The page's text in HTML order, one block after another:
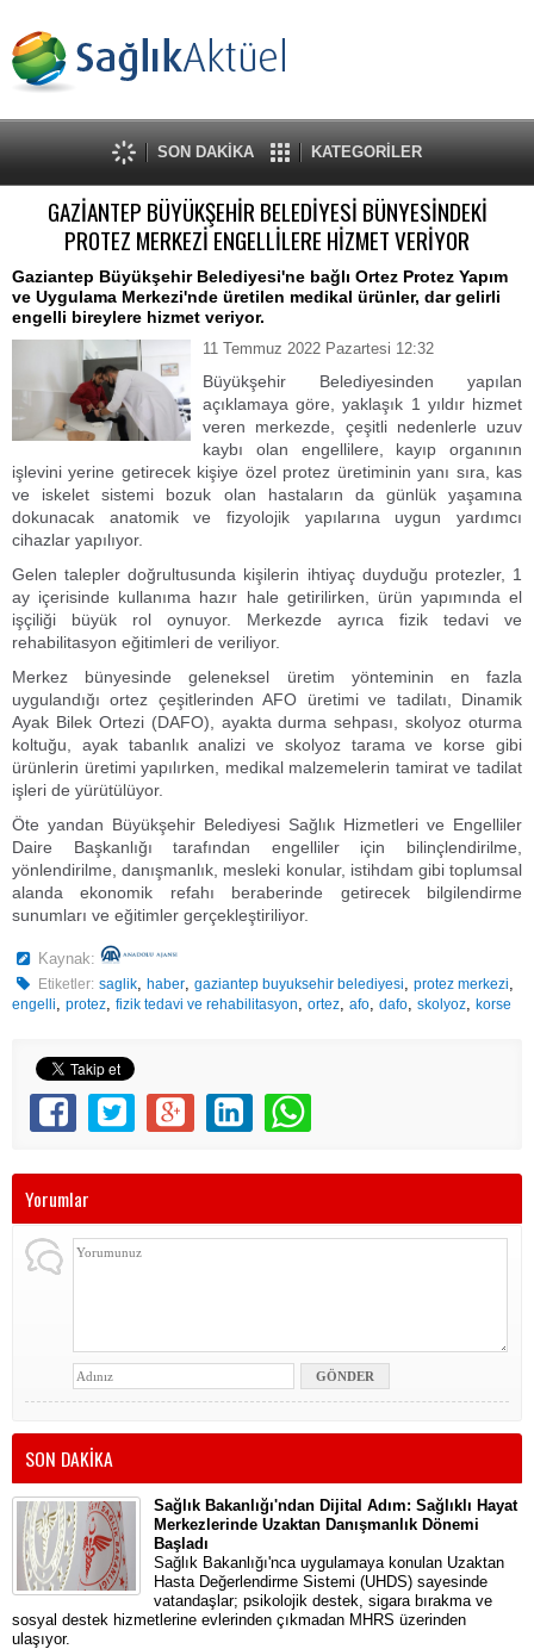
SON DAKİKA KATEGORİLER
GAZİANTEP BÜYÜKŞEHİR BELEDİYESİ BÜNYESİNDEKİ
PROTEZ MERKEZİ ENGELLİLERE HİZMET VERİYOR
Gaziantep Büyükşehir Belediyesi'ne bağlı Ortez Protez Yapım
ve Uygulama Merkezi'nde üretilen medikal ürünler, dar gelirli
engelli bireylere hizmet veriyor.
11 Temmuz 2022 Pazartesi 12:32
Büyükşehir Belediyesinden yapılan
açıklamaya göre, yaklaşık 1 yıldır hizmet
veren merkezde, çeşitli nedenlerle uzuv
kaybı olan engellilere, kayıp organının
işlevini yerine getirecek kişiye özel protez üretiminin yanı sıra, kas
ve iskelet sistemi bozuk olan hastaların da günlük yaşamına
dokunacak anatomik ve fizyolojik yapılarına uygun yardımcı
cihazlar yapılıyor.
Gelen talepler doğrultusunda kişilerin ihtiyaç duyduğu protezler, 1
ay içerisinde kullanıma hazır hale getirilirken, ürün yapımında el
işçiliği büyük rol oynuyor. Merkezde ayrıca fizik tedavi ve
rehabilitasyon eğitimleri de veriliyor.
Merkez bünyesinde geleneksel üretim yönteminin en fazla
uygulandığı ortez çeşitlerinden AFO üretimi ve tadilatı, Dinamik
Ayak Bilek Ortezi (DAFO), ayakta durma sehpası, skolyoz oturma
koltuğu, ayak tabanlık analizi ve skolyoz tarama ve korse gibi
ürünlerin üretimi yapılırken, medikal malzemelerin tamirat ve tadilat
işleri de yürütülüyor.
Öte yandan Büyükşehir Belediyesi Sağlık Hizmetleri ve Engelliler
Daire Başkanlığı tarafından engelliler için bilinçlendirilme,
yönlendirilme, danışmanlık, mesleki konular, istihdam gibi toplumsal
alanda ekonomik refahı beraberinde getirecek bilgilendirme
sunumları ve eğitimler gerçekleştiriliyor.
Kaynak:
Etiketler: saglik,haber,gaziantep buyuksehir belediyesi,protez merkezi,
engelli, protez, fizik tedavi ve rehabilitasyon, ortez, afo, dafo, skolyoz, korse
Yorumlar
SON DAKİKA
Sağlık Bakanlığı'ndan Dijital Adım: Sağlıklı Hayat
Merkezlerinde Uzaktan Danışmanlık Dönemi
Başladı
Sağlık Bakanlığı'nca uygulamaya konulan Uzaktan
Hasta Değerlendirme Sistemi (UHDS) sayesinde
vatandaşlar; psikolojik destek, sigara bırakma ve
sosyal destek hizmetlerine evlerinden çıkmadan MHRS üzerinden
ulaşıyor.